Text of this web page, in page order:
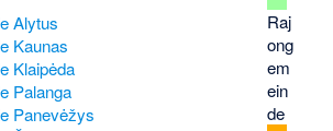
Raj
ong
em
ein
de
Alytus
Kaunas
Klaipėda
Palanga
Panevėžys